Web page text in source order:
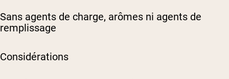
Sans agents de charge, arômes ni agents de
remplissage
Considérations